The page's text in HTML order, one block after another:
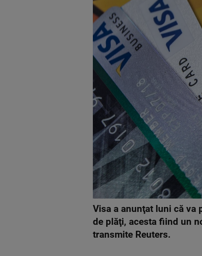
Visa a anunţat luni că va
de plăţi, acesta fiind un
transmite Reuters.